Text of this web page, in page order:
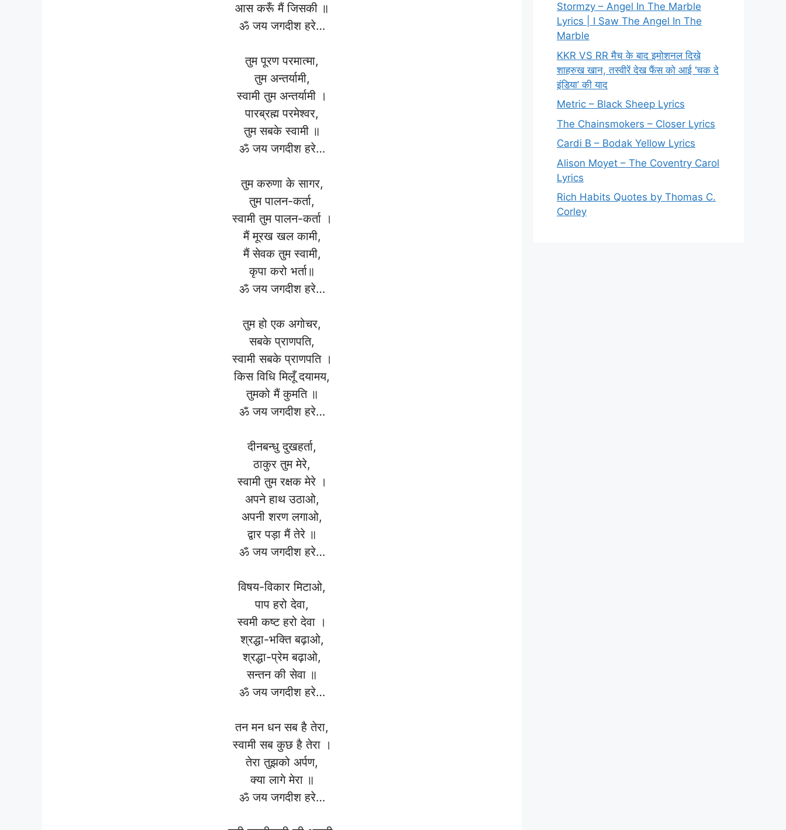
आस करूँ मैं जिसकी ॥
ॐ जय जगदीश हरे…
तुम पूरण परमात्मा,
तुम अन्तर्यामी,
स्वामी तुम अन्तर्यामी ।
पारब्रह्म परमेश्वर,
तुम सबके स्वामी ॥
ॐ जय जगदीश हरे…
तुम करुणा के सागर,
तुम पालन-कर्ता,
स्वामी तुम पालन-कर्ता ।
मैं मूरख खल कामी,
मैं सेवक तुम स्वामी,
कृपा करो भर्ता॥
ॐ जय जगदीश हरे…
तुम हो एक अगोचर,
सबके प्राणपति,
स्वामी सबके प्राणपति ।
किस विधि मिलूँ दयामय,
तुमको मैं कुमति ॥
ॐ जय जगदीश हरे…
दीनबन्धु दुखहर्ता,
ठाकुर तुम मेरे,
स्वामी तुम रक्षक मेरे ।
अपने हाथ उठा‌ओ,
अपनी शरण लगाओ,
द्वार पड़ा मैं तेरे ॥
ॐ जय जगदीश हरे…
विषय-विकार मिटा‌ओ,
पाप हरो देवा,
स्वमी कष्ट हरो देवा ।
श्रद्धा-भक्ति बढ़ा‌ओ,
श्रद्धा-प्रेम बढ़ा‌ओ,
सन्तन की सेवा ॥
ॐ जय जगदीश हरे…
तन मन धन सब है तेरा,
स्वामी सब कुछ है तेरा ।
तेरा तुझको अर्पण,
क्या लागे मेरा ॥
ॐ जय जगदीश हरे…
Stormzy – Angel In The Marble
Lyrics | I Saw The Angel In The
Marble
KKR VS RR मैच के बाद इमोशनल दिखे
शाहरुख खान, तस्वीरें देख फैंस को आई ‘चक दे
इंडिया’ की याद
Metric – Black Sheep Lyrics
The Chainsmokers – Closer Lyrics
Cardi B – Bodak Yellow Lyrics
Alison Moyet – The Coventry Carol
Lyrics
Rich Habits Quotes by Thomas C.
Corley